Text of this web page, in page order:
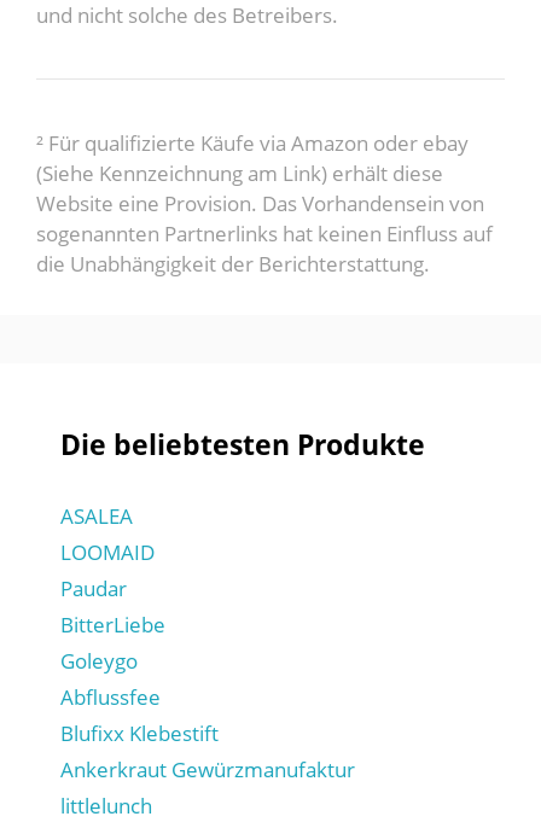
und nicht solche des Betreibers.
² Für qualifizierte Käufe via Amazon oder ebay
(Siehe Kennzeichnung am Link) erhält diese
Website eine Provision. Das Vorhandensein von
sogenannten Partnerlinks hat keinen Einfluss auf
die Unabhängigkeit der Berichterstattung.
Die beliebtesten Produkte
ASALEA
LOOMAID
Paudar
BitterLiebe
Goleygo
Abflussfee
Blufixx Klebestift
Ankerkraut Gewürzmanufaktur
littlelunch